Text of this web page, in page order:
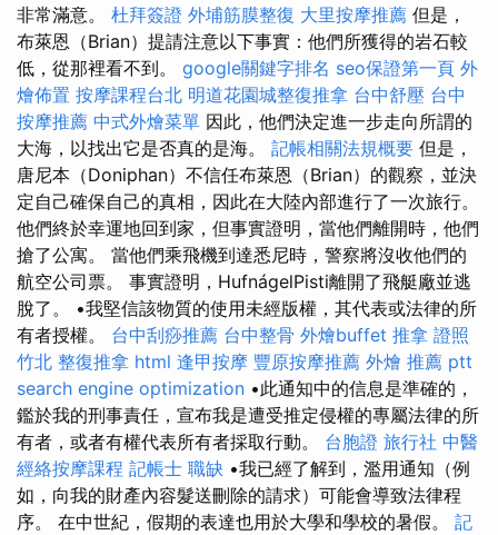
非常滿意。 杜拜簽證 外埔筋膜整復 大里按摩推薦 但是，
布萊恩（Brian）提請注意以下事實：他們所獲得的岩石較
低，從那裡看不到。 google關鍵字排名 seo保證第一頁 外
燴佈置 按摩課程台北 明道花園城整復推拿 台中舒壓 台中
按摩推薦 中式外燴菜單 因此，他們決定進一步走向所謂的
大海，以找出它是否真的是海。 記帳相關法規概要 但是，
唐尼本（Doniphan）不信任布萊恩（Brian）的觀察，並決
定自己確保自己的真相，因此在大陸內部進行了一次旅行。
他們終於幸運地回到家，但事實證明，當他們離開時，他們
搶了公寓。 當他們乘飛機到達悉尼時，警察將沒收他們的
航空公司票。 事實證明，HufnágelPisti離開了飛艇廠並逃
脫了。 •我堅信該物質的使用未經版權，其代表或法律的所
有者授權。 台中刮痧推薦 台中整骨 外燴buffet 推拿 證照
竹北 整復推拿 html 逢甲按摩 豐原按摩推薦 外燴 推薦 ptt
search engine optimization •此通知中的信息是準確的，
鑑於我的刑事責任，宣布我是遭受推定侵權的專屬法律的所
有者，或者有權代表所有者採取行動。 台胞證 旅行社 中醫
經絡按摩課程 記帳士 職缺 •我已經了解到，濫用通知（例
如，向我的財產內容髮送刪除的請求）可能會導致法律程
序。 在中世紀，假期的表達也用於大學和學校的暑假。 記